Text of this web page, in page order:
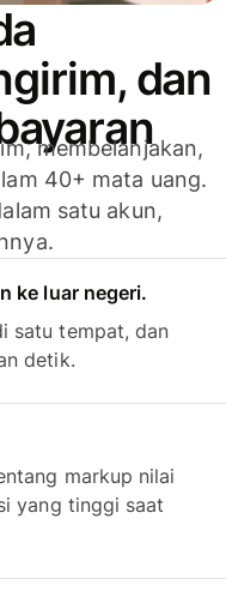
dan
membelanjakan,
40+ mata uang.
satu akun,
ke luar negeri.
satu tempat, dan
detik.
markup nilai
yang tinggi saat